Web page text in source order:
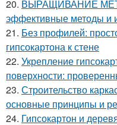
20. ВЫРАЩИВАНИЕ
эффективные методы и
21. Без профилей:
гипсокартона к стене
22. Укрепление
поверхности:
23. Строительство
основные принципы и
24. Гипсокартон и